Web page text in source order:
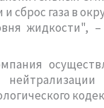
и сброс газа в
жидкости",